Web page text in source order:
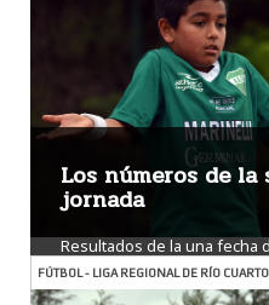
Los números de la
jornada
Resultados de la una fecha
FÚTBOL - LIGA REGIONAL DE RÍO